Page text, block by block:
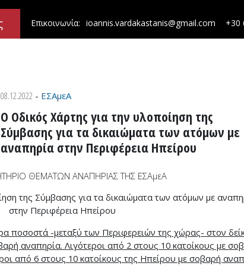
Επικοινωνία: ioannis.vardakastanis@gmail.com +30
08.12.2022 - ΕΣΑμεΑ
Ο Οδικός Χάρτης για την υλοποίηση της
Σύμβασης για τα δικαιώματα των ατόμων με
αναπηρία στην Περιφέρεια Ηπείρου
ΘΕΜΑΤΩΝ ΑΝΑΠΗΡΙΑΣ ΤΗΣ ΕΣΑμεΑ
της Σύμβασης για τα δικαιώματα των ατόμων με
στην Περιφέρεια Ηπείρου
ποσοστά -μεταξύ των Περιφερειών της χώρας- στον
αναπηρία. Λιγότεροι από 2 στους 10 κατοίκους με
από 6 στους 10 κατοίκους της Ηπείρου με σοβαρή